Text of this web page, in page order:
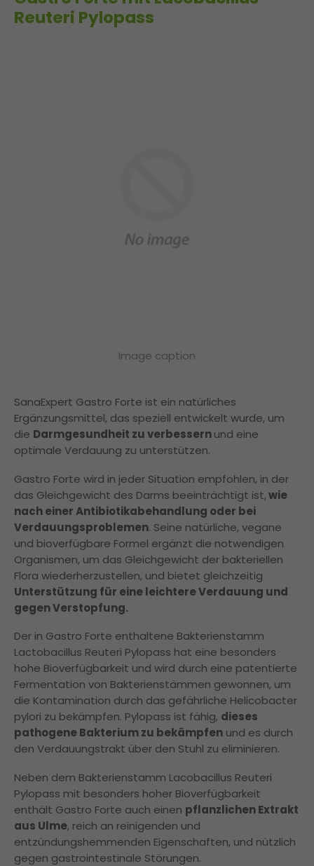
Reuteri Pylopass
Image caption
SanaExpert Gastro Forte ist ein natürliches
Ergänzungsmittel, das speziell entwickelt wurde, um
die Darmgesundheit zu verbessernund eine
optimale Verdauung zu unterstützen.
Gastro Forte wird in jeder Situation empfohlen, in der
das Gleichgewicht des Darms beeinträchtigt ist,wie
nach einer Antibiotikabehandlung oder bei
Verdauungsproblemen. Seine natürliche, vegane
und bioverfügbare Formel ergänzt die notwendigen
Organismen, um das Gleichgewicht der bakteriellen
Flora wiederherzustellen, und bietet gleichzeitig
Unterstützung für eine leichtere Verdauung und
gegen Verstopfung.
Der in Gastro Forte enthaltene Bakterienstamm
Lactobacillus Reuteri Pylopass hat eine besonders
hohe Bioverfügbarkeit und wird durch eine patentierte
Fermentation von Bakterienstämmen gewonnen, um
die Kontamination durch das gefährliche Helicobacter
pylori zu bekämpfen. Pylopass ist fähig, dieses
pathogene Bakterium zu bekämpfen und es durch
den Verdauungstrakt über den Stuhl zu eliminieren.
Neben dem Bakterienstamm Lacobacillus Reuteri
Pylopass mit besonders hoher Bioverfügbarkeit
enthält Gastro Forte auch einen pflanzlichen Extrakt
aus Ulme, reich an reinigenden und
entzündungshemmenden Eigenschaften, und nützlich
gegen gastrointestinale Störungen.